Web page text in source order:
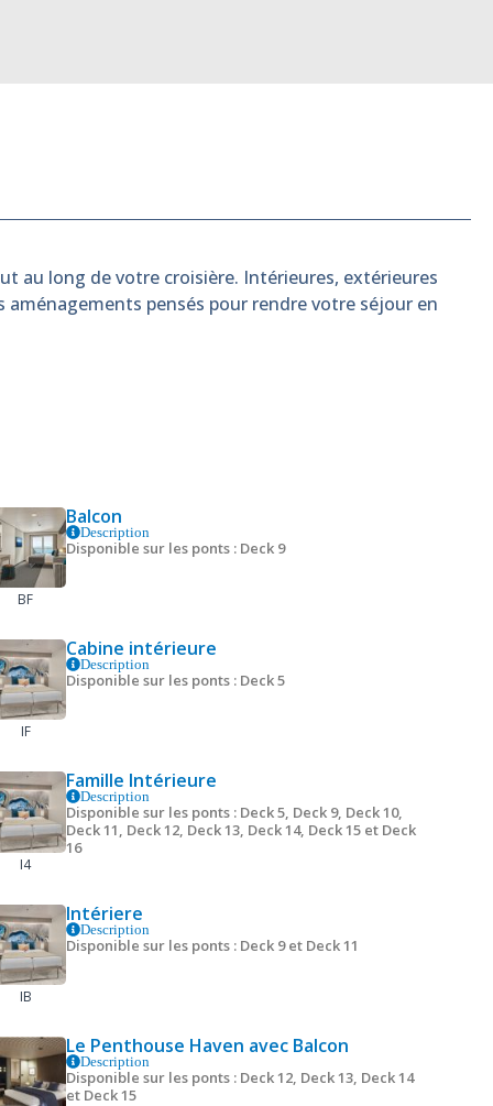
au long de votre croisière. Intérieures, extérieures
aménagements pensés pour rendre votre séjour en
BF
Balcon
Description
Disponible sur les ponts : Deck 9
IF
Cabine intérieure
Description
Disponible sur les ponts : Deck 5
I4
Famille lntérieure
Description
Disponible sur les ponts : Deck 5, Deck 9, Deck 10,
Deck 11, Deck 12, Deck 13, Deck 14, Deck 15 et Deck
16
IB
Intériere
Description
Disponible sur les ponts : Deck 9 et Deck 11
Le Penthouse Haven avec Balcon
Description
Disponible sur les ponts : Deck 12, Deck 13, Deck 14
et Deck 15